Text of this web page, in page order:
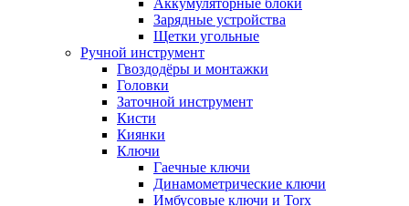
Аккумуляторные блоки
Зарядные устройства
Щетки угольные
Ручной инструмент
Гвоздодёры и монтажки
Головки
Заточной инструмент
Кисти
Киянки
Ключи
Гаечные ключи
Динамометрические ключи
Имбусовые ключи и Torx